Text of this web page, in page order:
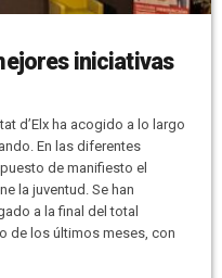
iniciativas
d’Elx ha acogido a lo largo
En las diferentes
de manifiesto el
la juventud. Se han
a la final del total
de los últimos meses, con